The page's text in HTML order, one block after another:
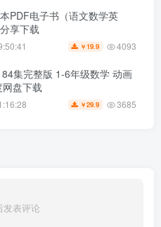
PDF电子书（语文数学英
享下载
￥ 19.9 4093
集完整版 1-6年级数学 动画
盘下载
￥29.9 3685
发表评论